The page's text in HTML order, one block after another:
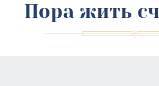
Пора жить